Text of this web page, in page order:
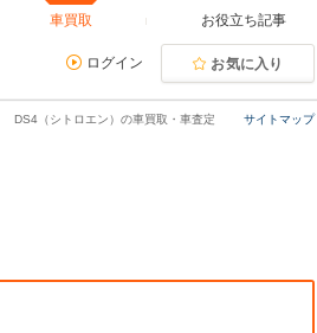
車買取 お役立ち記事
ログイン お気に入り
サイトマップ
DS4（シトロエン）の車買取・車査定